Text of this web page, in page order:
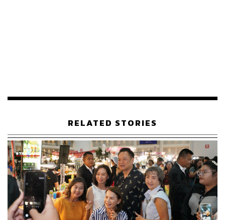
ส่วนรถยนต์ รถจักรยานยนต์ และเครื่องใช้ไฟฟ้ามีอายุความ
2 ปี นับแต่วันที่พบความชำรุดบกพร่องหรือวันที่ผู้ขายยอมรับ
ที่จะดำเนินการแก้ไข ซึ่งรัฐบาลภายใต้การนำของอนุทิน
ชาญวีรกูล นายกรัฐมนตรี ให้ความสำคัญกับการคุ้มครองผู้
บริโภคและการสร้างมาตรฐานความรับผิดชอบในการ
ประกอบธุรกิจ เพื่อประโยชน์ต่อระบบเศรษฐกิจและความเชื่อ
มั่นในระยะยาว
RELATED STORIES